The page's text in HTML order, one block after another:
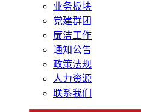
业务板块
党建群团
廉洁工作
通知公告
政策法规
人力资源
联系我们